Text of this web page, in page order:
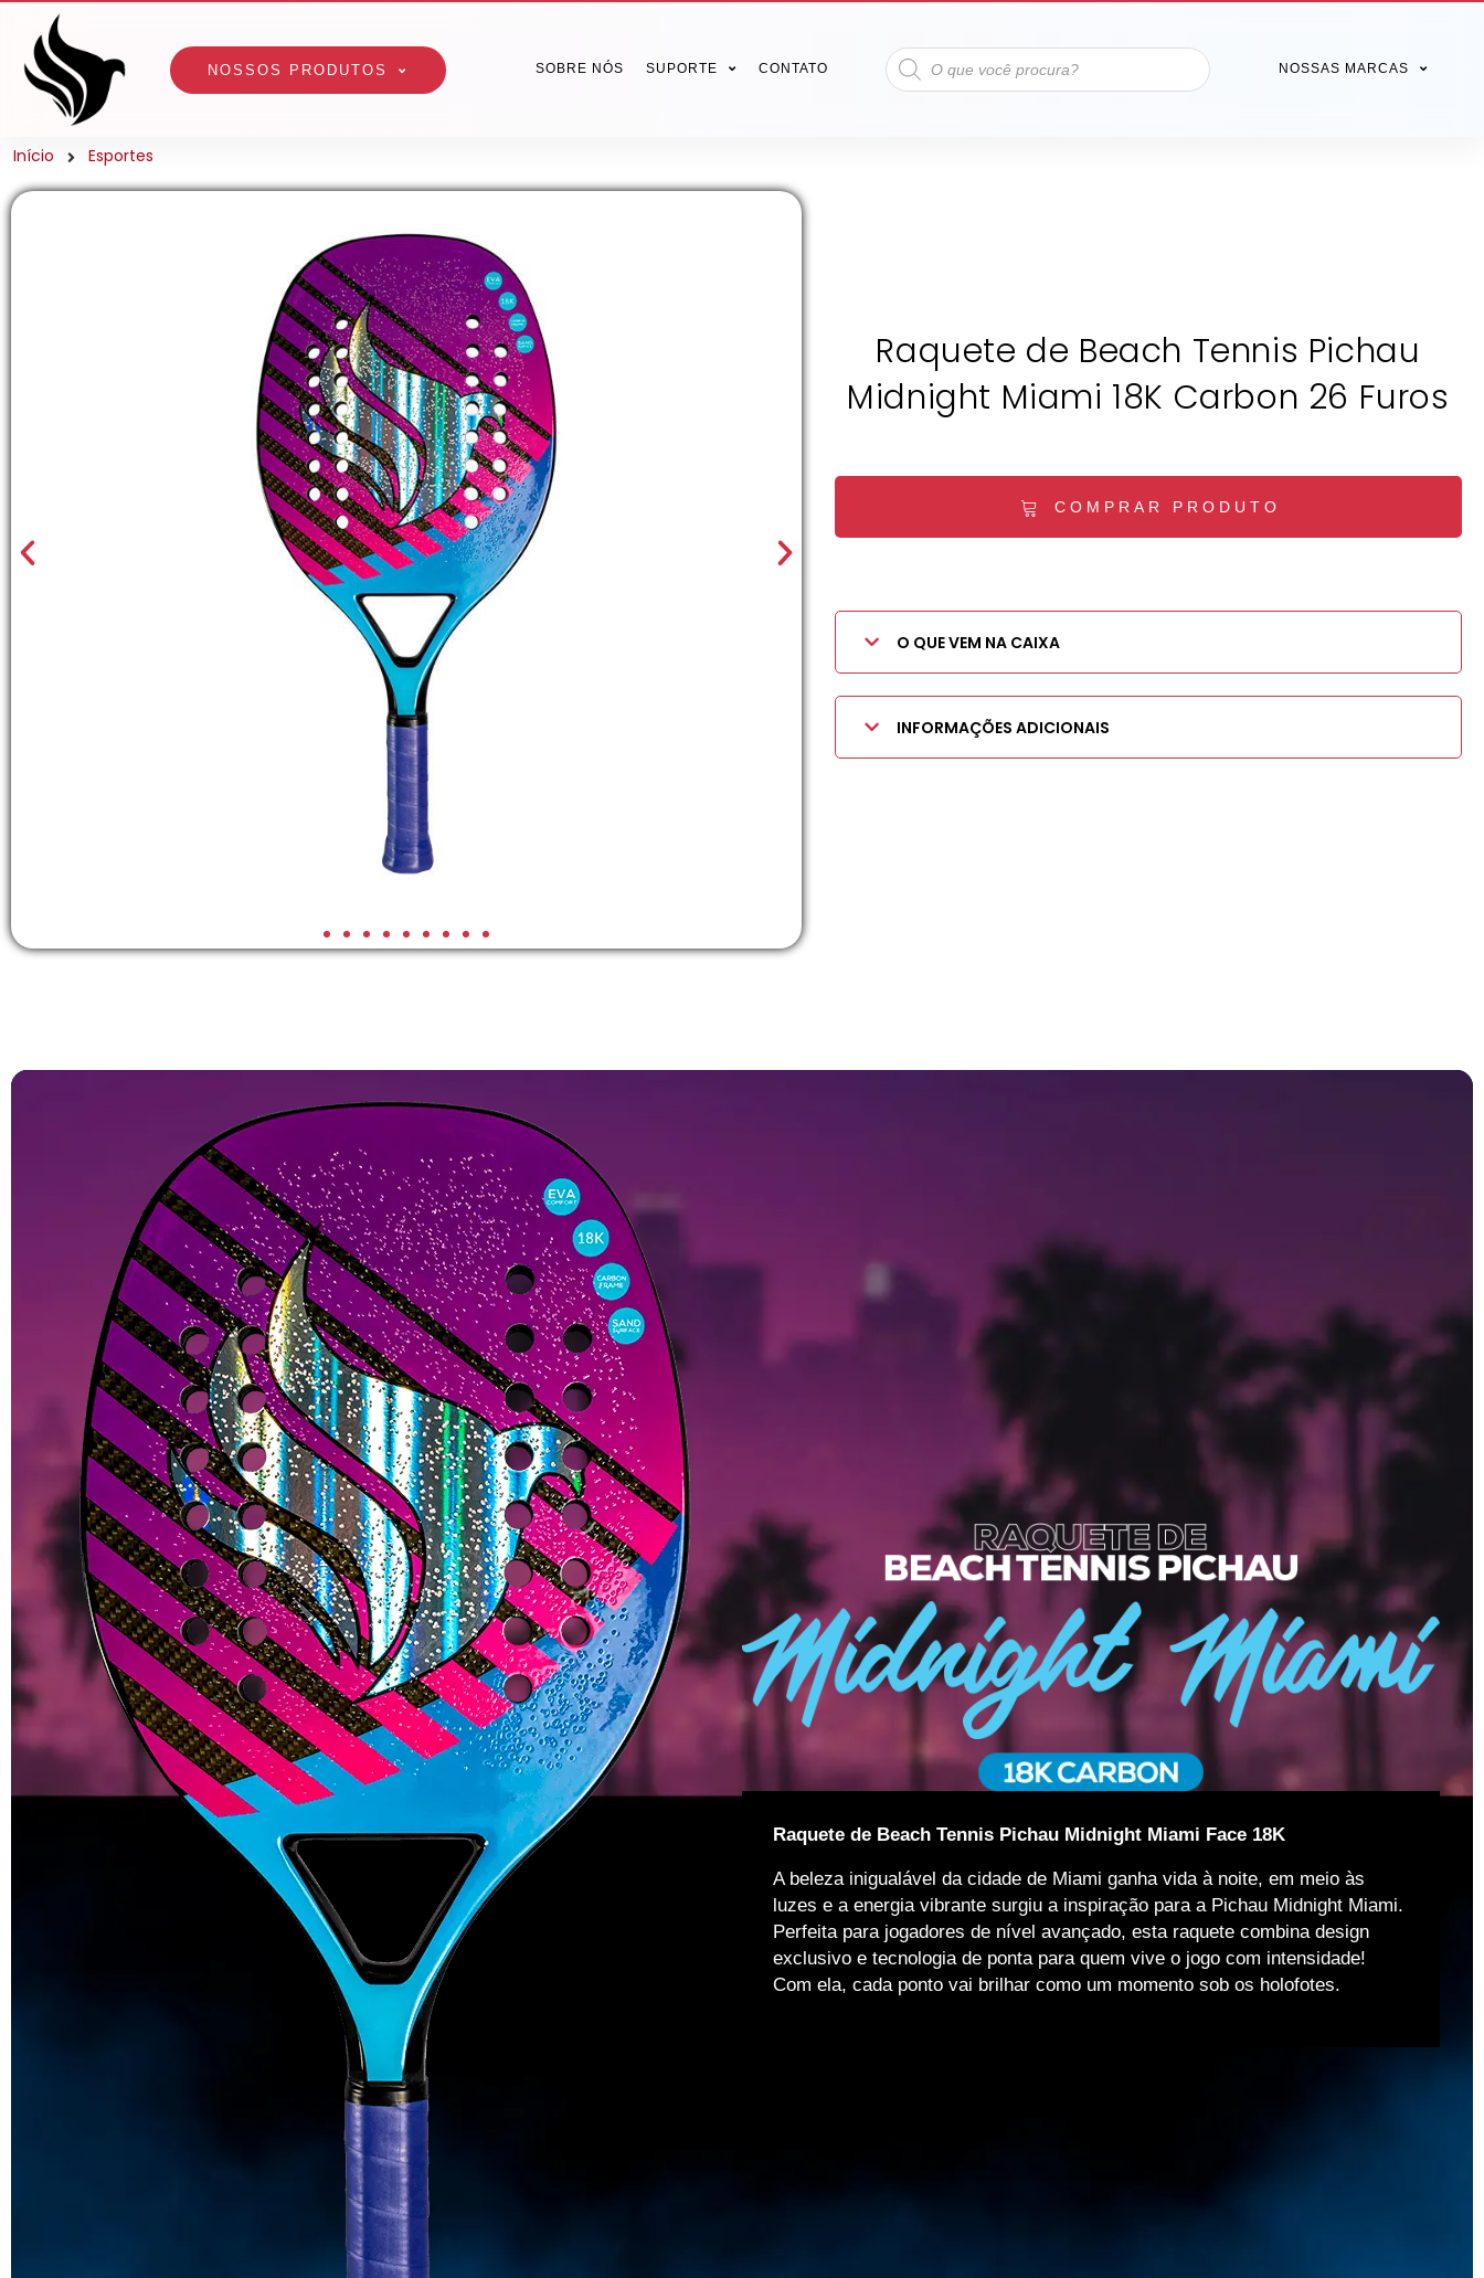
NOSSOS PRODUTOS SOBRE NÓS SUPORTE CONTATO NOSSAS MARCAS
Início Esportes
Raquete de Beach Tennis Pichau
Midnight Miami 18K Carbon 26 Furos
COMPRAR PRODUTO
O QUE VEM NA CAIXA
INFORMAÇÕES ADICIONAIS
Raquete de Beach Tennis Pichau Midnight Miami Face 18K
A beleza inigualável da cidade de Miami ganha vida à noite, em meio às
luzes e a energia vibrante surgiu a inspiração para a Pichau Midnight Miami.
Perfeita para jogadores de nível avançado, esta raquete combina design
exclusivo e tecnologia de ponta para quem vive o jogo com intensidade!
Com ela, cada ponto vai brilhar como um momento sob os holofotes.